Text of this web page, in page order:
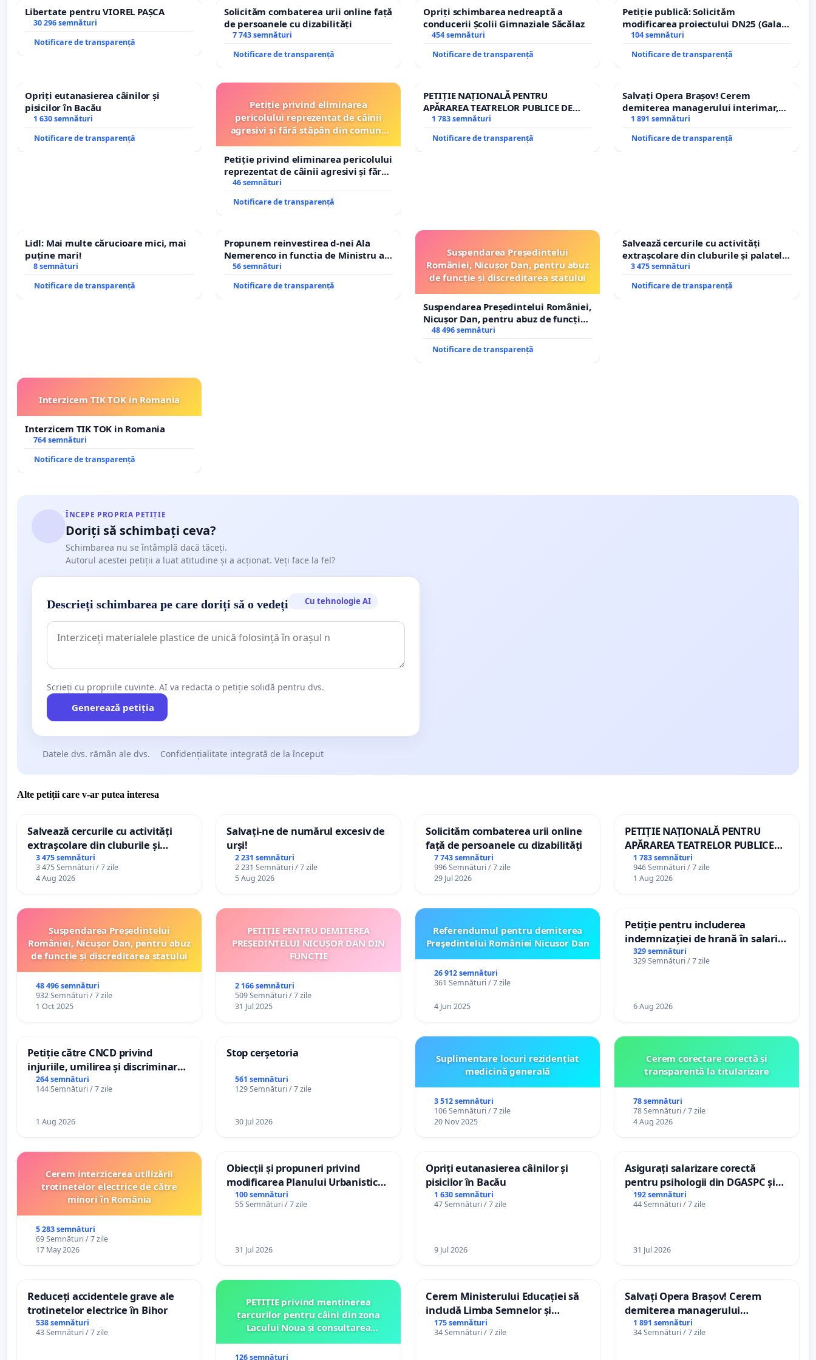
Libertate pentru VIOREL PAȘCA
30 296 semnături
Notificare de transparență
Solicităm combaterea urii online față
de persoanele cu dizabilități
7 743 semnături
Notificare de transparență
Opriți schimbarea nedreaptă a
conducerii Școlii Gimnaziale Săcălaz
454 semnături
Notificare de transparență
Petiție publică: Solicităm
modificarea proiectului DN25 (Galați
– Hanu Conachi) prin devierea
104 semnături
Notificare de transparență
Opriți eutanasierea câinilor și
pisicilor în Bacău
1 630 semnături
Notificare de transparență
Petiție privind eliminarea
pericolului reprezentat de câinii
agresivi și fără stăpân din comuna
Petiție privind eliminarea pericolului
reprezentat de câinii agresivi și fără
stăpân din comuna Tunari
46 semnături
Notificare de transparență
PETIȚIE NAȚIONALĂ PENTRU
APĂRAREA TEATRELOR PUBLICE DE
REPERTORIU DIN ROMÂNIA
1 783 semnături
Notificare de transparență
Salvați Opera Brașov! Cerem
demiterea managerului interimar,
Petrean Lucian-Marius!
1 891 semnături
Notificare de transparență
Lidl: Mai multe cărucioare mici, mai
puține mari!
8 semnături
Notificare de transparență
Propunem reinvestirea d-nei Ala
Nemerenco in functia de Ministru al
Sanatatii
56 semnături
Notificare de transparență
Suspendarea Președintelui
României, Nicușor Dan, pentru abuz
de funcție și discreditarea statului
Suspendarea Președintelui României,
Nicușor Dan, pentru abuz de funcție
și discreditarea statului
48 496 semnături
Notificare de transparență
Salvează cercurile cu activități
extrașcolare din cluburile și palatele
copiilor
3 475 semnături
Notificare de transparență
Interzicem TIK TOK in Romania
Interzicem TIK TOK in Romania
764 semnături
Notificare de transparență
ÎNCEPE PROPRIA PETIȚIE
Doriți să schimbați ceva?
Schimbarea nu se întâmplă dacă tăceți.
Autorul acestei petiții a luat atitudine și a acționat. Veți face la fel?
Descrieți schimbarea pe care doriți să o vedeți Cu tehnologie AI
Scrieți cu propriile cuvinte. AI va redacta o petiție solidă pentru dvs.
Generează petiția
Datele dvs. rămân ale dvs. Confidențialitate integrată de la început
Alte petiții care v-ar putea interesa
Salvează cercurile cu activități
extrașcolare din cluburile și
palatele copiilor
3 475 semnături
3 475 Semnături / 7 zile
4 Aug 2026
Salvați-ne de numărul excesiv de
urși!
2 231 semnături
2 231 Semnături / 7 zile
5 Aug 2026
Solicităm combaterea urii online
față de persoanele cu dizabilități
7 743 semnături
996 Semnături / 7 zile
29 Jul 2026
PETIȚIE NAȚIONALĂ PENTRU
APĂRAREA TEATRELOR PUBLICE
DE REPERTORIU DIN ROMÂNIA
1 783 semnături
946 Semnături / 7 zile
1 Aug 2026
Suspendarea Președintelui
României, Nicușor Dan, pentru abuz
de funcție și discreditarea statului
48 496 semnături
932 Semnături / 7 zile
1 Oct 2025
PETIȚIE PENTRU DEMITEREA
PREȘEDINTELUI NICUȘOR DAN DIN
FUNCȚIE
2 166 semnături
509 Semnături / 7 zile
31 Jul 2025
Referendumul pentru demiterea
Preşedintelui României Nicusor Dan
26 912 semnături
361 Semnături / 7 zile
4 Jun 2025
Petiție pentru includerea
indemnizației de hrană în salariul
de bază și protejarea gradațiilor
de vechime pentru asistenții
329 semnături
329 Semnături / 7 zile
6 Aug 2026
Petiție către CNCD privind
injuriile, umilirea și discriminarea
persoanelor cu dizabilități de
către utilizatorul TikTok „Gorici”
264 semnături
144 Semnături / 7 zile
1 Aug 2026
Stop cerșetoria
561 semnături
129 Semnături / 7 zile
30 Jul 2026
Suplimentare locuri rezidențiat
medicină generală
3 512 semnături
106 Semnături / 7 zile
20 Nov 2025
Cerem corectare corectă și
transparentă la titularizare
78 semnături
78 Semnături / 7 zile
4 Aug 2026
Cerem interzicerea utilizării
trotinetelor electrice de către
minori în România
5 283 semnături
69 Semnături / 7 zile
17 May 2026
Obiecții și propuneri privind
modificarea Planului Urbanistic
General al orașului Ialoveni
100 semnături
55 Semnături / 7 zile
31 Jul 2026
Opriți eutanasierea câinilor și
pisicilor în Bacău
1 630 semnături
47 Semnături / 7 zile
9 Jul 2026
Asigurați salarizare corectă
pentru psihologii din DGASPC și
spitale
192 semnături
44 Semnături / 7 zile
31 Jul 2026
Reduceți accidentele grave ale
trotinetelor electrice în Bihor
538 semnături
43 Semnături / 7 zile
PETIȚIE privind menținerea
țarcurilor pentru câini din zona
Lacului Noua și consultarea
126 semnături
Cerem Ministerului Educației să
includă Limba Semnelor și
alfabetul Braille în școlile din
Republica Moldova!
175 semnături
34 Semnături / 7 zile
Salvați Opera Brașov! Cerem
demiterea managerului
interimar, Petrean Lucian-Marius!
1 891 semnături
34 Semnături / 7 zile